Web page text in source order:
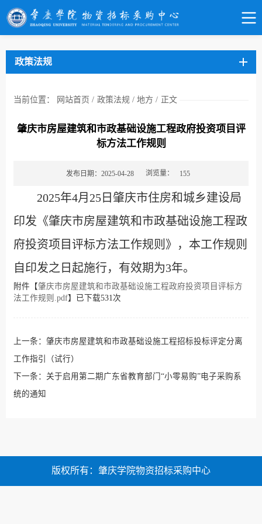
政策法规
当前位置： 网站首页 / 政策法规 / 地方 / 正文
肇庆市房屋建筑和市政基础设施工程政府投资项目评
标方法工作规则
发布日期：2025-04-28 浏览量： 155
2025年4月25日肇庆市住房和城乡建设局
印发《肇庆市房屋建筑和市政基础设施工程政
府投资项目评标方法工作规则》，本工作规则
自印发之日起施行，有效期为3年。
附件【肇庆市房屋建筑和市政基础设施工程政府投资项目评标方
法工作规则.pdf】已下载531次
上一条： 肇庆市房屋建筑和市政基础设施工程招标投标评定分离
工作指引（试行）
下一条： 关于启用第二期广东省教育部门“小零易购”电子采购系
统的通知
版权所有：肇庆学院物资招标采购中心